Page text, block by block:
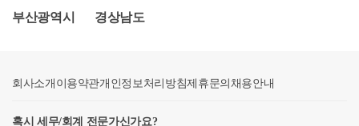
권을 취득한 날부터 3년이 지나 종전주택을 양도하는
항 제3호에 해당하는 경우에는 종전주택을 취득한 날
go.kr/nw/nes/detailNesDtaView.do?searchBbsId1=MOSFB
니다.
유자의 주택 수에 가산한다.(2020.08.12 신설) 3. 「부동
방법으로 취득한 것을 포함한다. 이하 이 조에서 "주택
로 검토하시어 선택하시기 바랍니다. 감평도 물론 필
부산광역시 경상남도
회사소개 이용약관개인정보처리방침제휴문의 채용안내
혹시 세무/회계 전문가신가요?